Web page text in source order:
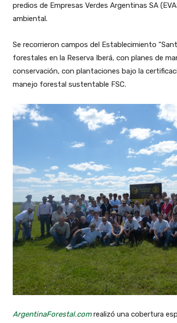
predios de Empresas Verdes Argentinas SA
ambiental.
Se recorrieron campos del Establecimiento
forestales en la Reserva Iberá, con planes de
conservación, con plantaciones bajo la
manejo forestal sustentable FSC.
ArgentinaForestal.comrealizó una cobertura